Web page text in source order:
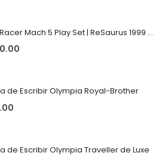
Speed Racer Mach 5 Play Set | ReSaurus 1999 | Meteoro
de Escribir Olympia Royal-Brother
de Escribir Olympia Traveller de Luxe